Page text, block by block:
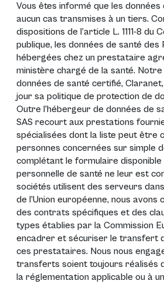
Vous êtes informé que les
aucun cas transmises à un tiers.
dispositions de l’article L. 1111-8 du
publique, les données de santé
hébergées chez un prestataire
ministère chargé de la santé.
données de santé certifié,
jour sa politique de protection de
Outre l’hébergeur de données de
SAS recourt aux prestations
spécialisées dont la liste peut être
personnes concernées sur simple
complétant le formulaire disponible
personnelle de santé ne leur est
sociétés utilisent des serveurs
de l’Union européenne, nous avons
des contrats spécifiques et des
types établies par la Commission
encadrer et sécuriser le transfert
ces prestataires. Nous nous
transferts soient toujours réalisés
la réglementation applicable ou à